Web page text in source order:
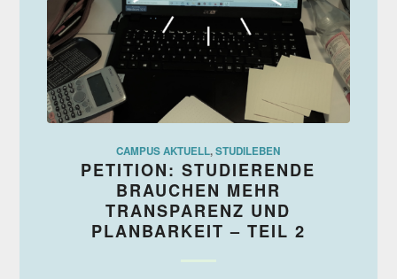
CAMPUS AKTUELL,STUDILEBEN
PETITION: STUDIERENDE
BRAUCHEN MEHR
TRANSPARENZ UND
PLANBARKEIT – TEIL 2